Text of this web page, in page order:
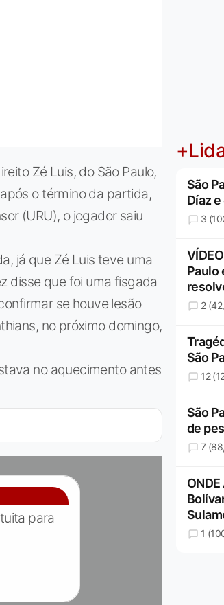
Zé Luis, do São Paulo,
o término da partida,
(URU), o jogador saiu
já que Zé Luis teve uma
disse que foi uma fisgada
se houve lesão
no próximo domingo,
no aquecimento antes
para
São
Díaz
3
Paulo
2
São
12
São
de
7
1